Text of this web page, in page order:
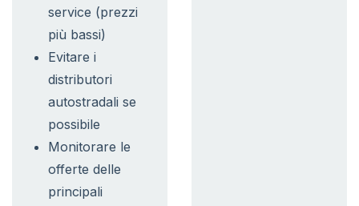
service (prezzi
più bassi)
Evitare i
distributori
autostradali se
possibile
Monitorare le
offerte delle
principali